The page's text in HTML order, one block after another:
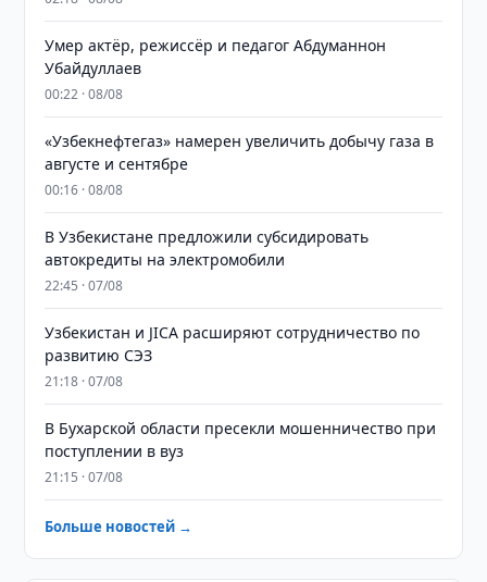
Умер актёр, режиссёр и педагог Абдуманнон
Убайдуллаев
00:22 · 08/08
«Узбекнефтегаз» намерен увеличить добычу газа в
августе и сентябре
00:16 · 08/08
В Узбекистане предложили субсидировать
автокредиты на электромобили
22:45 · 07/08
Узбекистан и JICA расширяют сотрудничество по
развитию СЭЗ
21:18 · 07/08
В Бухарской области пресекли мошенничество при
поступлении в вуз
21:15 · 07/08
Больше новостей →